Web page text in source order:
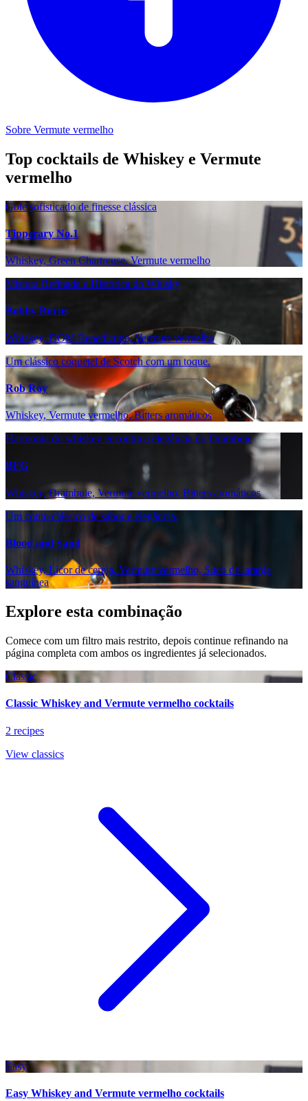
Sobre Vermute vermelho
Top cocktails de Whiskey e Vermute
vermelho
Gole sofisticado de finesse clássica
Tipperary No.1
Whiskey, Green Chartreuse, Vermute vermelho
Mistura Refinada e Histórica do Whisky
Bobby Burns
Whiskey, DOM Benedictine, Vermute vermelho
Um clássico coquetel de Scotch com um toque.
Rob Roy
Whiskey, Vermute vermelho, Bitters aromáticos
Harmonia do whiskey encontra a elegância do Drambuie
BFG
Whiskey, Drambuie, Vermute vermelho, Bitters aromáticos
Um conto clássico de sabor e elegância.
Blood and Sand
Whiskey, Licor de cereja, Vermute vermelho, Suco de laranja
sanguínea
Explore esta combinação
Comece com um filtro mais restrito, depois continue refinando na
página completa com ambos os ingredientes já selecionados.
Classic
Classic Whiskey and Vermute vermelho cocktails
2 recipes
View classics
Easy
Easy Whiskey and Vermute vermelho cocktails